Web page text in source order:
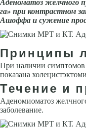
Аденоматоз
га» при контрастном
Ашоффа и сужение
Принципы
При наличии симптомов
показана
Течение и
Аденомиоматоз
заболевание.